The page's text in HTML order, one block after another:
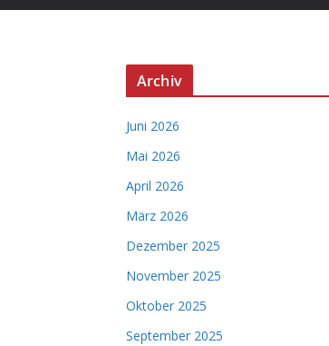
Archiv
Juni 2026
Mai 2026
April 2026
März 2026
Dezember 2025
November 2025
Oktober 2025
September 2025